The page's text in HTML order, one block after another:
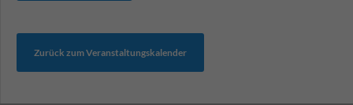
Zurück zum Veranstaltungskalender